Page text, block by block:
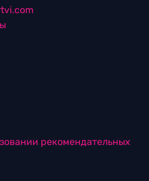
рекомендательных